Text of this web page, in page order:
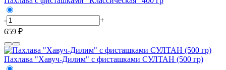
-
+
659 ₽
Пахлава "Хавуч-Дилим" с фисташками СУЛТАН (500 гр)